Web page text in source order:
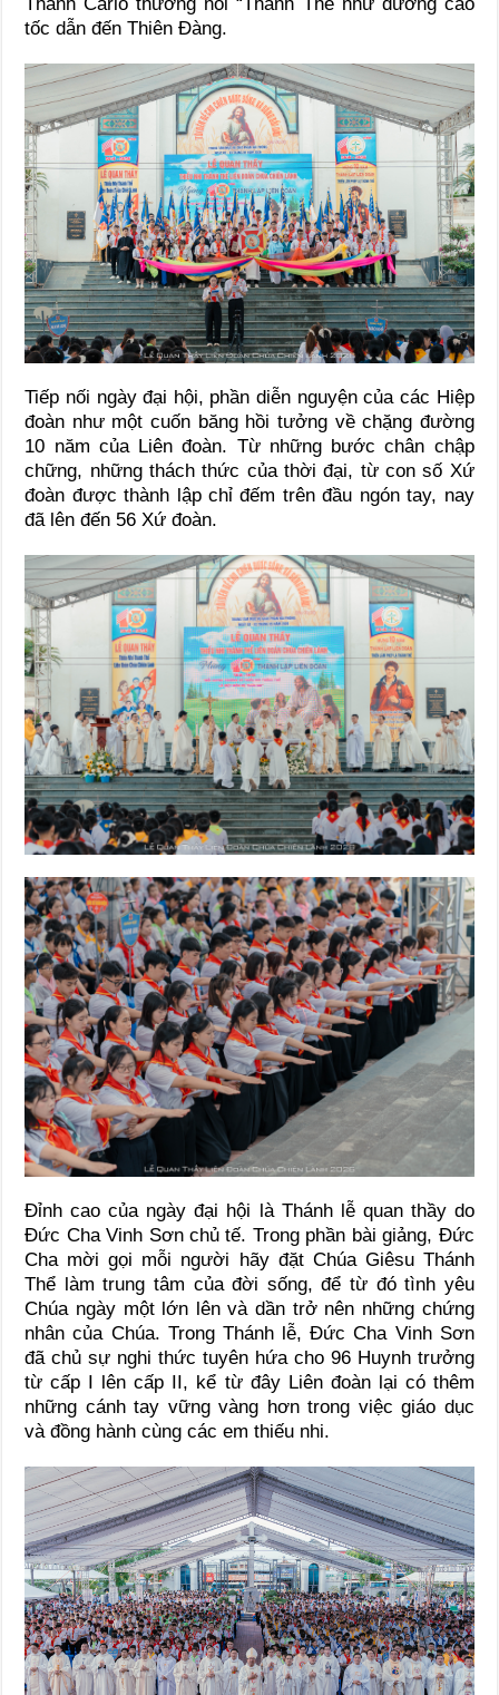
Thánh Carlo thường nói “Thánh Thể như đường cao
tốc dẫn đến Thiên Đàng.
Tiếp nối ngày đại hội, phần diễn nguyện của các Hiệp
đoàn như một cuốn băng hồi tưởng về chặng đường
10 năm của Liên đoàn. Từ những bước chân chập
chững, những thách thức của thời đại, từ con số Xứ
đoàn được thành lập chỉ đếm trên đầu ngón tay, nay
đã lên đến 56 Xứ đoàn.
Đỉnh cao của ngày đại hội là Thánh lễ quan thầy do
Đức Cha Vinh Sơn chủ tế. Trong phần bài giảng, Đức
Cha mời gọi mỗi người hãy đặt Chúa Giêsu Thánh
Thể làm trung tâm của đời sống, để từ đó tình yêu
Chúa ngày một lớn lên và dần trở nên những chứng
nhân của Chúa. Trong Thánh lễ, Đức Cha Vinh Sơn
đã chủ sự nghi thức tuyên hứa cho 96 Huynh trưởng
từ cấp I lên cấp II, kể từ đây Liên đoàn lại có thêm
những cánh tay vững vàng hơn trong việc giáo dục
và đồng hành cùng các em thiếu nhi.